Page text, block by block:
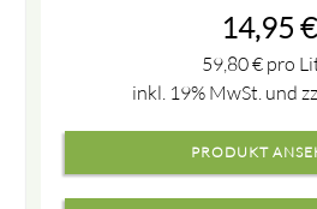
14,95 €
59,80€pro
inkl. 19% MwSt. und
PRODUKT